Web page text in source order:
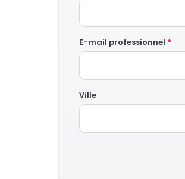
E-mail professionnel *
Ville